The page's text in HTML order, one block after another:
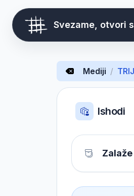
Svezame, otvori
Mediji /
Ishodi
Zalaže